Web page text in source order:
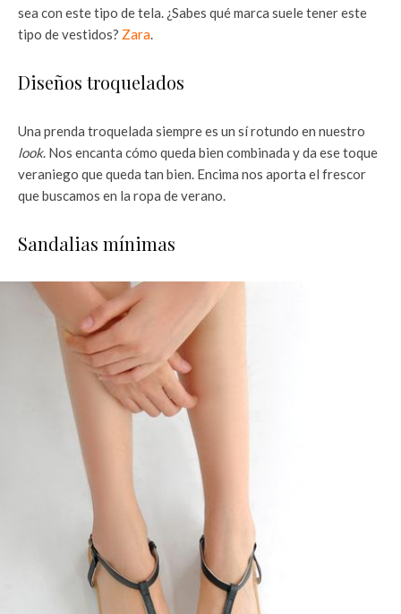
sea con este tipo de tela. ¿Sabes qué marca suele tener este
tipo de vestidos? Zara
Diseños troquelados
Una prenda troquelada siempre es un sí rotundo en nuestro
look. Nos encanta cómo queda bien combinada y da ese toque
veraniego que queda tan bien. Encima nos aporta el frescor
que buscamos en la ropa de verano.
Sandalias mínimas